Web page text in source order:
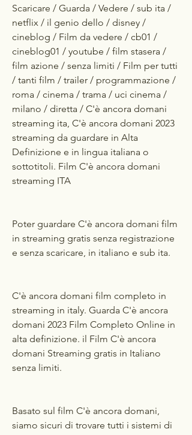
Scaricare / Guarda / Vedere / sub ita /
netflix / il genio dello / disney /
cineblog / Film da vedere / cb01 /
cineblog01 / youtube / film stasera /
film azione / senza limiti / Film per tutti
/ tanti film / trailer / programmazione /
roma / cinema / trama / uci cinema /
milano / diretta / C'è ancora domani
streaming ita, C'è ancora domani 2023
streaming da guardare in Alta
Definizione e in lingua italiana o
sottotitoli. Film C'è ancora domani
streaming ITA
Poter guardare C'è ancora domani film
in streaming gratis senza registrazione
e senza scaricare, in italiano e sub ita.
C'è ancora domani film completo in
streaming in italy. Guarda C'è ancora
domani 2023 Film Completo Online in
alta definizione. il Film C'è ancora
domani Streaming gratis in Italiano
senza limiti.
Basato sul film C'è ancora domani,
siamo sicuri di trovare tutti i sistemi di